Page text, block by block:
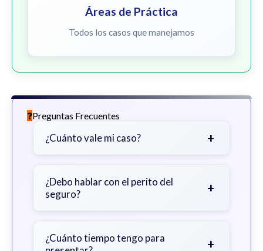
Áreas de Práctica
Todos los casos que manejamos
Preguntas Frecuentes
¿Cuánto vale mi caso? +
gravedad de sus lesiones, facturas
médicas, tiempo fuera del trabajo y
¿Debo hablar con el perito del
seguro?
+
primero con un abogado para evitar
¿Cuánto tiempo tengo para
+